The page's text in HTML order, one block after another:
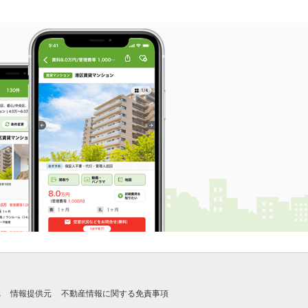
情報提供元 不動産情報に関する免責事項